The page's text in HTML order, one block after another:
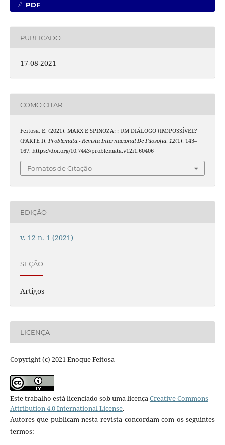
PDF
PUBLICADO
17-08-2021
COMO CITAR
Feitosa, E. (2021). MARX E SPINOZA: : UM DIÁLOGO (IM)POSSÍVEL?
(PARTE I). Problemata - Revista Internacional De Filosofia, 12(1), 143–
167. https://doi.org/10.7443/problemata.v12i1.60406
Fomatos de Citação
EDIÇÃO
v. 12 n. 1 (2021)
SEÇÃO
Artigos
LICENÇA
Copyright (c) 2021 Enoque Feitosa
Este trabalho está licenciado sob uma licençaCreative Commons
Attribution 4.0 International License.
Autores que publicam nesta revista concordam com os seguintes
termos: